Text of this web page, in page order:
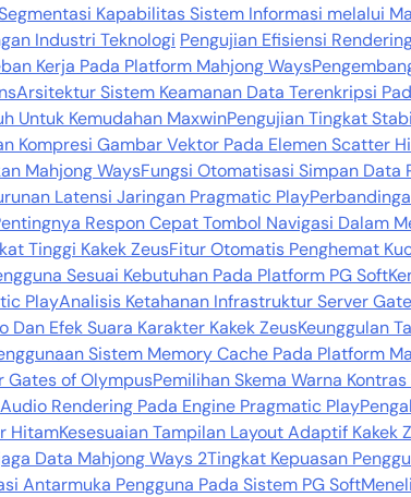
Kapabilitas Sistem Informasi melalui
Industri Teknologi Pengujian Efisiensi
Kerja Pada Platform Mahjong Ways
Arsitektur Sistem Keamanan Data Terenkripsi
Untuk Kemudahan MaxwinPengujian Tingkat
Kompresi Gambar Vektor Pada Elemen Scatter
Mahjong WaysFungsi Otomatisasi Simpan Data
Latensi Jaringan Pragmatic Play
Respon Cepat Tombol Navigasi Dalam
Tinggi Kakek ZeusFitur Otomatis Penghemat
Sesuai Kebutuhan Pada Platform PG Soft
PlayAnalisis Ketahanan Infrastruktur Server
Dan Efek Suara Karakter Kakek ZeusKeunggulan
Sistem Memory Cache Pada Platform
Gates of OlympusPemilihan Skema Warna
Rendering Pada Engine Pragmatic Play
HitamKesesuaian Tampilan Layout Adaptif Kakek
Data Mahjong Ways 2Tingkat Kepuasan
Antarmuka Pengguna Pada Sistem PG Soft